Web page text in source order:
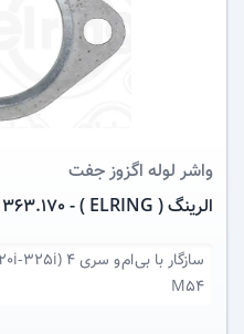
واشر لوله اگزوزجفت
الرینگ ( ELRING ) - 363.170
سازگار با
M54